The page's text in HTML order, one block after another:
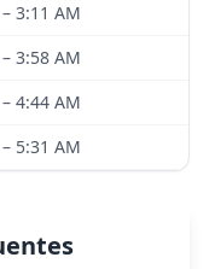
– 3:11 AM
– 3:58 AM
– 4:44 AM
– 5:31 AM